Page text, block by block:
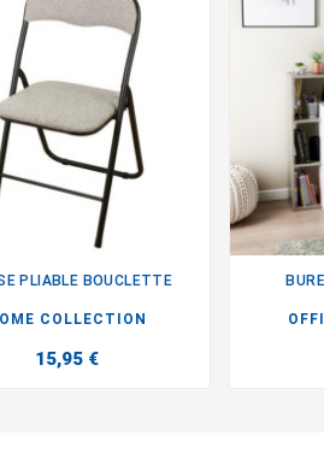
PLIABLE BOUCLETTE
COLLECTION
15,95 €